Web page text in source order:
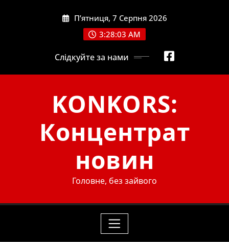
П’ятниця, 7 Серпня 2026
3:28:04 AM
Слідкуйте за нами
KONKORS:
Концентрат
новин
Головне, без зайвого